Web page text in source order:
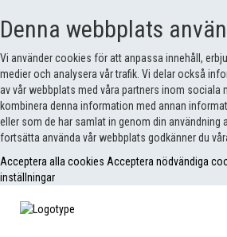
Denna webbplats
Vi använder cookies för att anpassa innehåll,
medier och analysera vår trafik. Vi delar också
av vår webbplats med våra partners inom sociala
kombinera denna information med annan
eller som de har samlat in genom din användning
fortsätta använda vår webbplats godkänner du
Acceptera alla cookies Acceptera nödvändiga
inställningar